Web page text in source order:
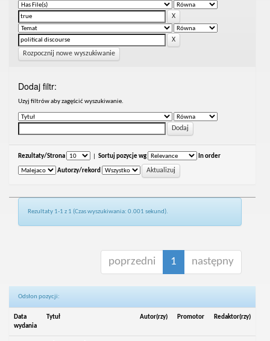
Rozpocznij nowe wyszukiwanie
Dodaj filtr:
Uzyj filtrów aby zagęścić wyszukiwanie.
Rezultaty/Strona Sortuj pozycje wg In order
Autorzy/rekord
Rezultaty 1-1 z 1 (Czas wyszukiwania: 0.001 sekund).
poprzedni 1 następny
Odsłon pozycji:
Data
wydania
Tytuł Autor(rzy) Promotor Redaktor(rzy)